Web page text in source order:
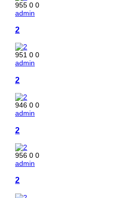
955 0 0
admin
2
951 0 0
admin
2
946 0 0
admin
2
956 0 0
admin
2